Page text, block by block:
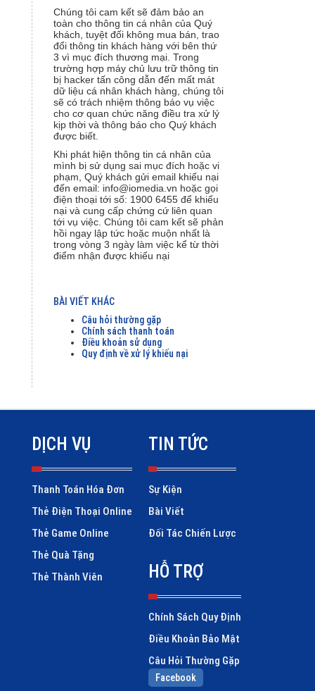
Chúng tôi cam kết sẽ đảm bảo an
toàn cho thông tin cá nhân của Quý
khách, tuyệt đối không mua bán, trao
đổi thông tin khách hàng với bên thứ
3 vì mục đích thương mại. Trong
trường hợp máy chủ lưu trữ thông tin
bị hacker tấn công dẫn đến mất mát
dữ liệu cá nhân khách hàng, chúng tôi
sẽ có trách nhiệm thông báo vụ việc
cho cơ quan chức năng điều tra xử lý
kịp thời và thông báo cho Quý khách
được biết.
Khi phát hiện thông tin cá nhân của
mình bị sử dụng sai mục đích hoặc vi
phạm, Quý khách gửi email khiếu nại
đến email: info@iomedia.vn hoặc gọi
điện thoại tới số: 1900 6455 để khiếu
nại và cung cấp chứng cứ liên quan
tới vụ việc. Chúng tôi cam kết sẽ phản
hồi ngay lập tức hoặc muộn nhất là
trong vòng 3 ngày làm việc kể từ thời
điểm nhận được khiếu nại
BÀI VIẾT KHÁC
Câu hỏi thường gặp
Chính sách thanh toán
Điều khoản sử dụng
Quy định về xử lý khiếu nại
DỊCH VỤ
Thanh Toán Hóa Đơn
Thẻ Điện Thoại Online
Thẻ Game Online
Thẻ Quà Tặng
Thẻ Thành Viên
TIN TỨC
Sự Kiện
Bài Viết
Đối Tác Chiến Lược
HỖ TRỢ
Chính Sách Quy Định
Điều Khoản Bảo Mật
Câu Hỏi Thường Gặp
Facebook